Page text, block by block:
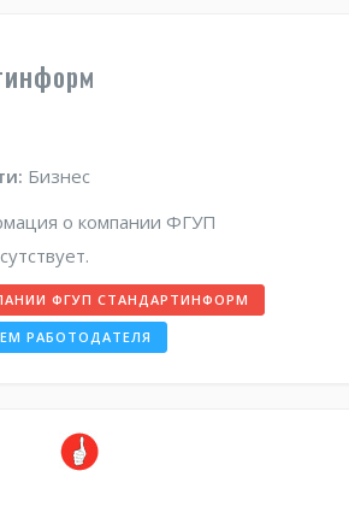
Бизнес
о компании ФГУП
ФГУП СТАНДАРТИНФОРМ
РАБОТОДАТЕЛЯ